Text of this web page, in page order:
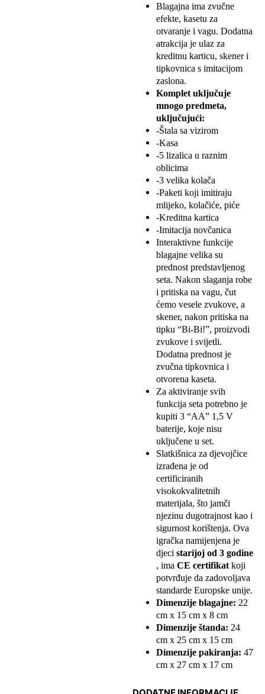
Blagajna ima zvučne
efekte, kasetu za
otvaranje i vagu. Dodatna
atrakcija je ulaz za
kreditnu karticu, skener i
tipkovnica s imitacijom
zaslona.
Komplet uključuje
mnogo predmeta,
uključujući:
-Štala sa vizirom
-Kasa
-5 lizalica u raznim
oblicima
-3 velika kolača
-Paketi koji imitiraju
mlijeko, kolačiće, piće
-Kreditna kartica
-Imitacija novčanica
Interaktivne funkcije
blagajne velika su
prednost predstavljenog
seta. Nakon slaganja robe
i pritiska na vagu, čut
ćemo vesele zvukove, a
skener, nakon pritiska na
tipku “Bi-Bi!”, proizvodi
zvukove i svijetli.
Dodatna prednost je
zvučna tipkovnica i
otvorena kaseta.
Za aktiviranje svih
funkcija seta potrebno je
kupiti 3 “AA” 1,5 V
baterije, koje nisu
uključene u set.
Slatkišnica za djevojčice
izrađena je od
certificiranih
visokokvalitetnih
materijala, što jamči
njezinu dugotrajnost kao i
sigurnost korištenja. Ova
igračka namijenjena je
djeci starijoj od 3 godine
, ima CE certifikat koji
potvrđuje da zadovoljava
standarde Europske unije.
Dimenzije blagajne: 22
cm x 15 cm x 8 cm
Dimenzije štanda: 24
cm x 25 cm x 15 cm
Dimenzije pakiranja: 47
cm x 27 cm x 17 cm